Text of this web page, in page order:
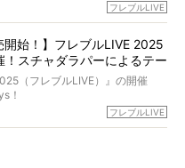
ンチブルドッグと7,000人のフレ
ーのロッチさん。day2の音楽フ
が出演するなど、例年以上
から。全国のフレンチブルドッ
ルLIVE2024」の模様を、詳しく
フレブルLIVE
開始！】フレブルLIVE 2025
スチャダラパーによるテー
（フレブルLIVE）』の開催
！
よいよ販売スタートです！フレブルLIVE